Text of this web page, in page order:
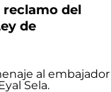
reclamo del
de